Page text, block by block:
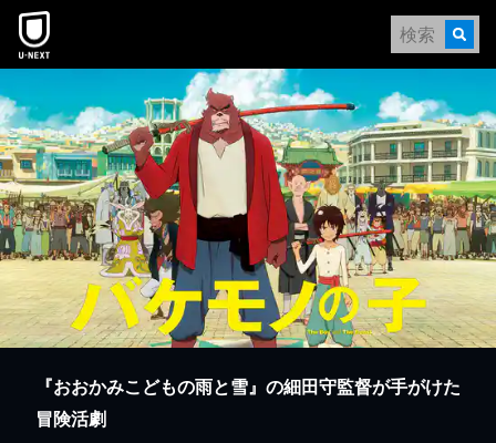
本文へスキップ
『おおかみこどもの雨と雪』の細田守監督が手がけた
冒険活劇